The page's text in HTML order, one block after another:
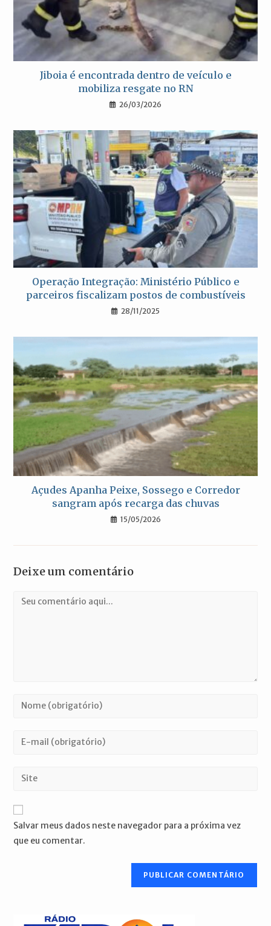
Jiboia é encontrada dentro de veículo e
mobiliza resgate no RN
26/03/2026
Operação Integração: Ministério Público e
parceiros fiscalizam postos de combustíveis
28/11/2025
Açudes Apanha Peixe, Sossego e Corredor
sangram após recarga das chuvas
15/05/2026
Deixe um comentário
Comentário
Digite
ou
de
para
comentar
Digite
de
mail
para
comentar
Digite
URL
site
Salvar meus dados neste navegador para a próxima vez
que eu comentar.